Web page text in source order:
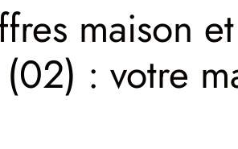
maison
: votre